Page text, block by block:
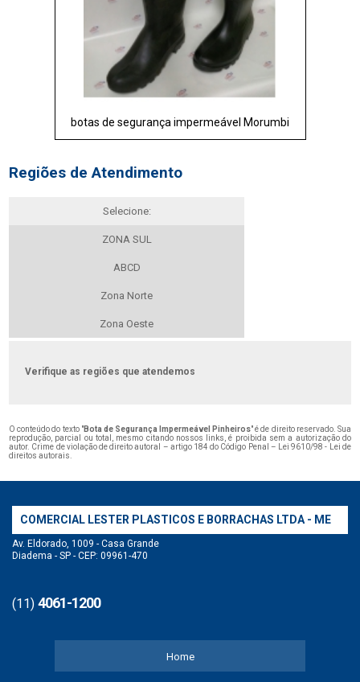
botas de segurança impermeável Morumbi
Regiões de Atendimento
Selecione:
ZONA SUL
ABCD
Zona Norte
Zona Oeste
Verifique as regiões que atendemos
O conteúdo do texto "Bota de Segurança Impermeável Pinheiros" é de direito reservado. Sua
reprodução, parcial ou total, mesmo citando nossos links, é proibida sem a autorização do
autor. Crime de violação de direito autoral – artigo 184 do Código Penal –
Lei 9610/98 - Lei de
direitos autorais
COMERCIAL LESTER PLASTICOS E BORRACHAS LTDA - ME
Av. Eldorado, 1009 - Casa Grande
Diadema - SP - CEP: 09961-470
(11) 4061-1200
Home